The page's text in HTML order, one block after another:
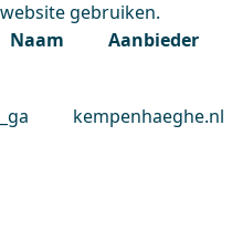
website gebruiken.
Naam
Aanbieder
_ga kempenhaeghe.nl